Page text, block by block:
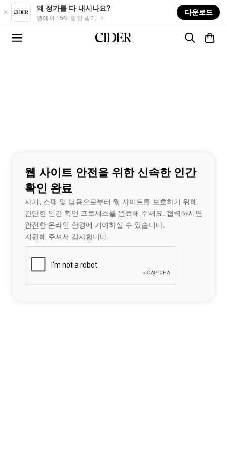
Skip to main content
왜 정가를 다 내시나요?
앱에서 15% 할인 받기 →
다운로드
웹 사이트 안전을 위한 신속한 인간
확인 완료
사기, 스팸 및 남용으로부터 웹 사이트를 보호하기 위해
간단한 인간 확인 프로세스를 완료해 주세요. 협력하시면
안전한 온라인 환경에 기여하실 수 있습니다.
지원해 주셔서 감사합니다.